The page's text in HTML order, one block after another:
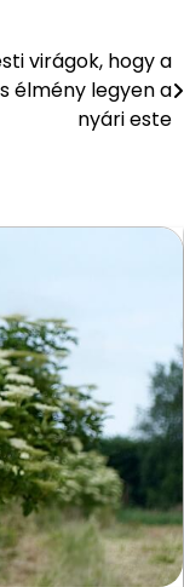
virágok, hogy a
élmény legyen a
nyári este